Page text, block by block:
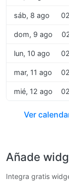
sáb, 8 ago
dom, 9 ago
lun, 10 ago
mar, 11 ago
mié, 12 ago
Ver
Añade
Integra gratis